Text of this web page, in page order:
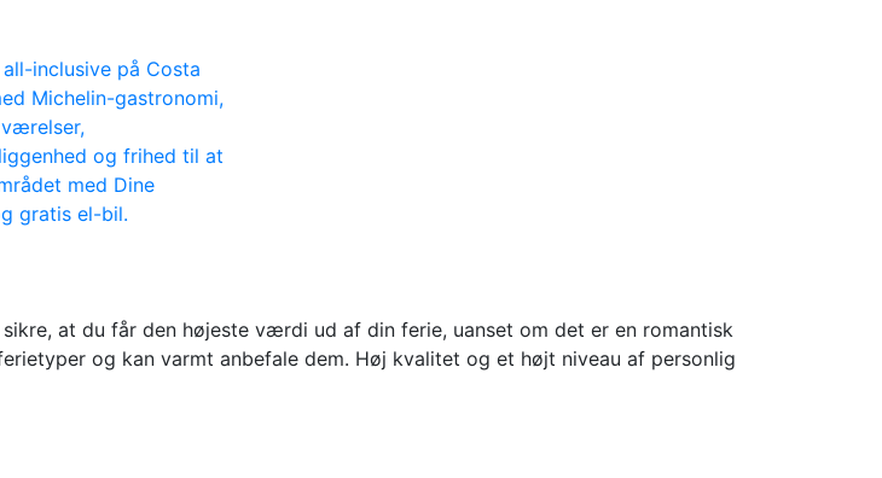
inclusive på Costa
Michelin-gastronomi,
og frihed til at
med Dine
gratis el-bil.
at du får den højeste værdi ud af din ferie, uanset om det er en romantisk
og kan varmt anbefale dem. Høj kvalitet og et højt niveau af personlig